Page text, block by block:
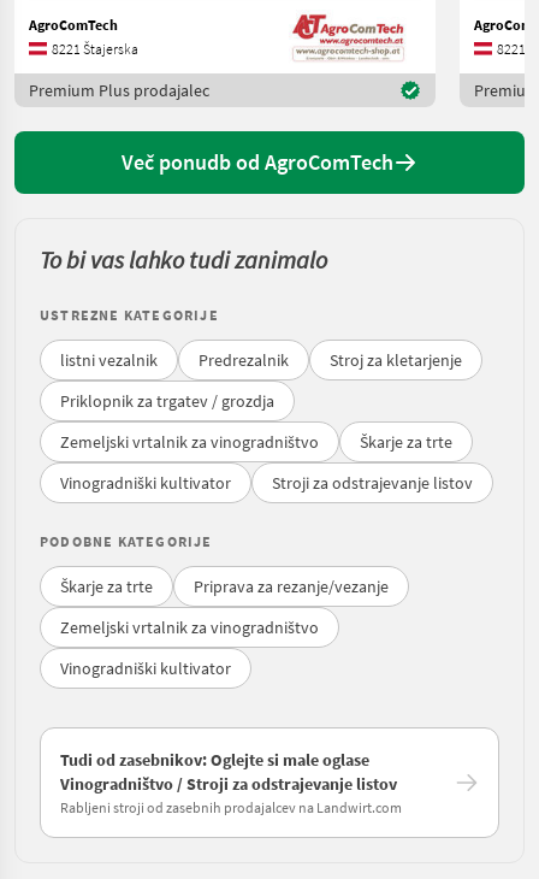
AgroComTech
8221 Štajerska
Premium Plus prodajalec
8221
Več ponudb od AgroComTech
To bi vas lahko tudi zanimalo
USTREZNE KATEGORIJE
listni vezalnik Predrezalnik
Stroj za kletarjenje
Priklopnik za trgatev / grozdja
Zemeljski vrtalnik za vinogradništvo
Škarje za trte
Vinogradniški kultivator
Stroji za odstrajevanje listov
PODOBNE KATEGORIJE
Škarje za trte
Priprava za rezanje/vezanje
Zemeljski vrtalnik za vinogradništvo
Vinogradniški kultivator
Tudi od zasebnikov: Oglejte si male oglase
Vinogradništvo / Stroji za odstrajevanje listov
Rabljeni stroji od zasebnih prodajalcev na Landwirt.com